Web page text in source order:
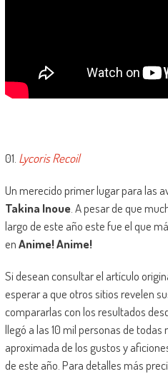
01. Lycoris Recoil
Un merecido primer lugar para las
Takina Inoue. A pesar de que
largo de este año este fue el que
enAnime! Anime!
Si desean consultar el artículo
esperar a que otros sitios revelen
compararlas con los resultados
llegó a las 10 mil personas de todas
aproximada de los gustos y
de este año. Para detalles más